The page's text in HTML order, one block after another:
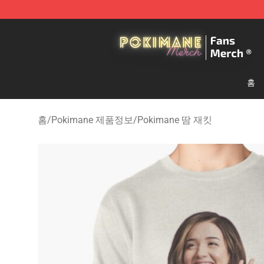
홈
홈/Pokimane 제품정보/Pokimane 땀 재킷